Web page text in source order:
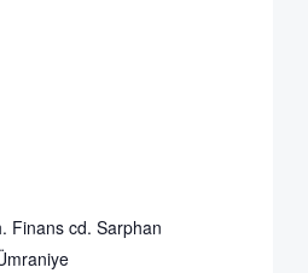
Finans cd. Sarphan